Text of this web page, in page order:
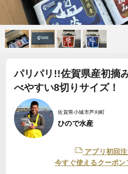
パリパリ!!佐賀県産初摘
べやすい8切りサイズ！
佐賀県小城市芦刈町
ひので水産
アプリ初回注
今すぐ使えるクーポン